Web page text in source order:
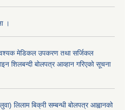
।
मेडिकल उपकरण तथा सर्जिकल
शिलबन्दी बोलपत्र आव्हान गरिएको सूचना
लिलाम बिक्री सम्बन्धी बोलपत्र आह्वानको